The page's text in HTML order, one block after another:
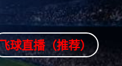
球直播（推荐）